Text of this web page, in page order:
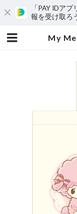
「PAY IDア
報を受け取ろ